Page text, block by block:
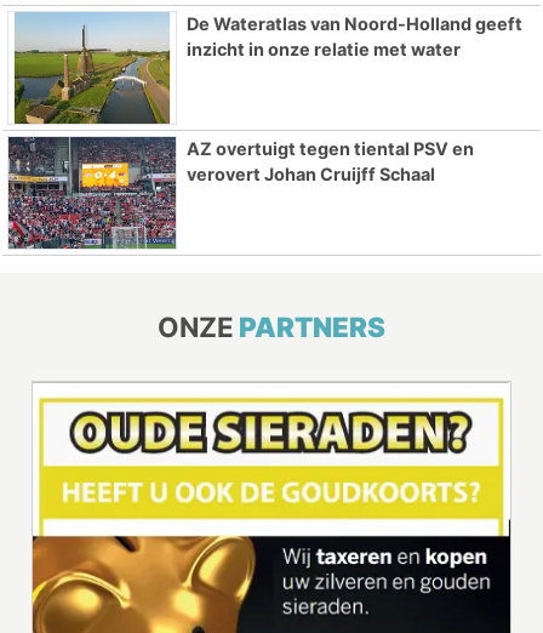
De Wateratlas van Noord-Holland geeft
inzicht in onze relatie met water
AZ overtuigt tegen tiental PSV en
verovert Johan Cruijff Schaal
ONZE PARTNERS